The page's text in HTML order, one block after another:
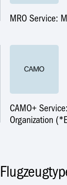
MRO Service:
CAMO+
Organization